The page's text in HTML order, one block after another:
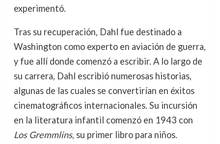
experimentó.
Tras su recuperación, Dahl fue destinado a
Washington como experto en aviación de guerra,
y fue allí donde comenzó a escribir. A lo largo de
su carrera, Dahl escribió numerosas historias,
algunas de las cuales se convertirían en éxitos
cinematográficos internacionales. Su incursión
en la literatura infantil comenzó en 1943 con
Los Gremmlins, su primer libro para niños.